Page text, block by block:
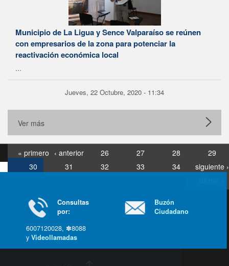
Municipio de La Ligua y Sence Valparaíso se reúnen
con empresarios de la zona para potenciar la
reactivación económica local
...
Jueves, 22 Octubre, 2020 - 11:34
Ver más
« primero ‹ anterior 26 27 28
29
30
31 32 33 34
siguiente ›
Consultas
por:
6007120028, ✽8088
yVideollamadas
Buzón
Ciudadano